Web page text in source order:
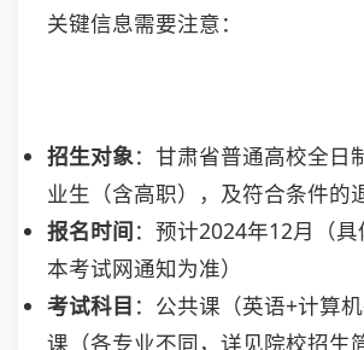
关键信息需要注意：
招生对象：甘肃省普通高校全日
业生（含高职），及符合条件的
报名时间：预计2024年12月（
本考试网通知为准）
考试科目 ：公共课（英语+计算
课（各专业不同，详见院校招生